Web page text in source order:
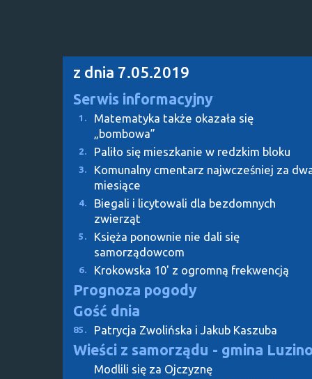
z dnia 7.05.2019
Serwis informacyjny
1.
Matematyka także okazała się
„bombowa”
2. Paliło się mieszkanie w redzkim bloku
3.
Komunalny cmentarz najwcześniej za
miesiące
4.
Biegali i licytowali dla bezdomnych
zwierząt
5.
Księża ponownie nie dali się
samorządowcom
6. Krokowska 10' z ogromną frekwencją
Prognoza pogody
Gość dnia
85. Patrycja Zwolińska i Jakub Kaszuba
Wieści z samorządu - gmina
Modlili się za Ojczyznę